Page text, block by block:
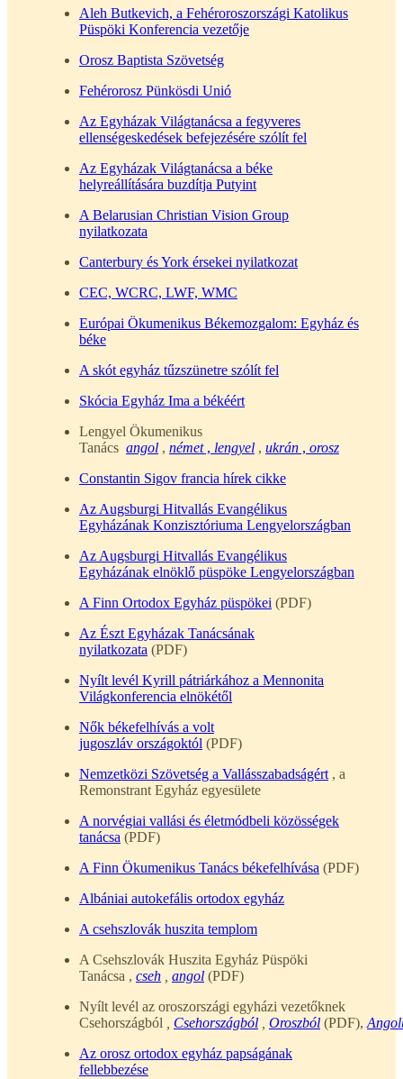
Aleh Butkevich, a Fehéroroszországi Katolikus
Püspöki Konferencia vezetője
Orosz Baptista Szövetség
Fehérorosz Pünkösdi Unió
Az Egyházak Világtanácsa a fegyveres
ellenségeskedések befejezésére szólít fel
Az Egyházak Világtanácsa a béke
helyreállítására buzdítja Putyint
A Belarusian Christian Vision Group
nyilatkozata
Canterbury és York érsekei nyilatkozat
CEC, WCRC, LWF, WMC
Európai Ökumenikus Békemozgalom: Egyház és
béke
A skót egyház tűzszünetre szólít fel
Skócia Egyház Ima a békéért
Lengyel Ökumenikus
Tanács angol , német, lengyel , ukrán , orosz
Constantin Sigov francia hírek cikke
Az Augsburgi Hitvallás Evangélikus
Egyházának Konzisztóriuma Lengyelországban
Az Augsburgi Hitvallás Evangélikus
Egyházának elnöklő püspöke Lengyelországban
A Finn Ortodox Egyház püspökei (PDF)
Az Észt Egyházak Tanácsának
nyilatkozata (PDF)
Nyílt levél Kyrill pátriárkához a Mennonita
Világkonferencia elnökétől
Nők békefelhívás a volt
jugoszláv országoktól (PDF)
Nemzetközi Szövetség a Vallásszabadságért , a
Remonstrant Egyház egyesülete
A norvégiai vallási és életmódbeli közösségek
tanácsa (PDF)
A Finn Ökumenikus Tanács békefelhívása (PDF)
Albániai autokefális ortodox egyház
A csehszlovák huszita templom
A Csehszlovák Huszita Egyház Püspöki
Tanácsa , cseh angol (PDF)
Nyílt levél az oroszországi egyházi vezetőknek
Csehországból
Csehországból Oroszból (PDF),
Az orosz ortodox egyház papságának
fellebbezése